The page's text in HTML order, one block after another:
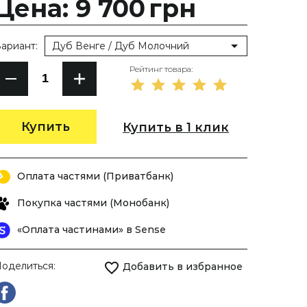
9 700 грн
Купить
Дуб Венге / Дуб Молочний
Рейтинг товара:
Купить в 1 клик
Оплата частями (Приватбанк)
Покупка частями (Монобанк)
«Оплата частинами» в Sense
Добавить в избранное